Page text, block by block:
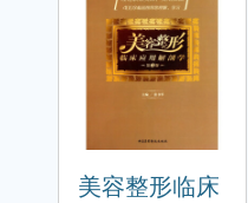
美容整形临床